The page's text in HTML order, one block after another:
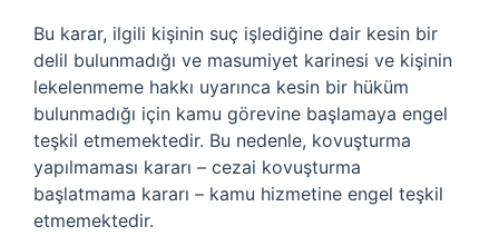
Bu karar, ilgili kişinin suç işlediğine dair kesin bir
delil bulunmadığı ve masumiyet karinesi ve kişinin
lekelenmeme hakkı uyarınca kesin bir hüküm
bulunmadığı için kamu görevine başlamaya engel
teşkil etmemektedir. Bu nedenle, kovuşturma
yapılmaması kararı – cezai kovuşturma
başlatmama kararı – kamu hizmetine engel teşkil
etmemektedir.